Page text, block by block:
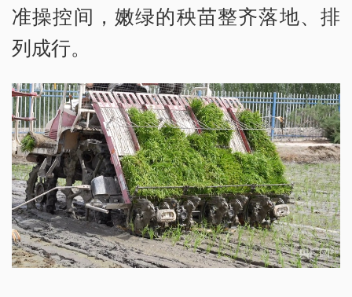
准操控间，嫩绿的秧苗整齐落地、排
列成行。